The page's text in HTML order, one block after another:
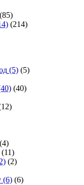
(85)
(214)
(5) (5)
(40)
(4)
(11)
(2)
(6) (6)